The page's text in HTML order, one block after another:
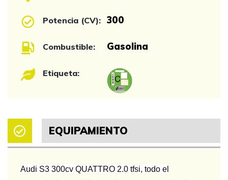
Potencia (CV): 300
Combustible: Gasolina
Etiqueta:
EQUIPAMIENTO
Audi S3 300cv QUATTRO 2.0 tfsi, todo el